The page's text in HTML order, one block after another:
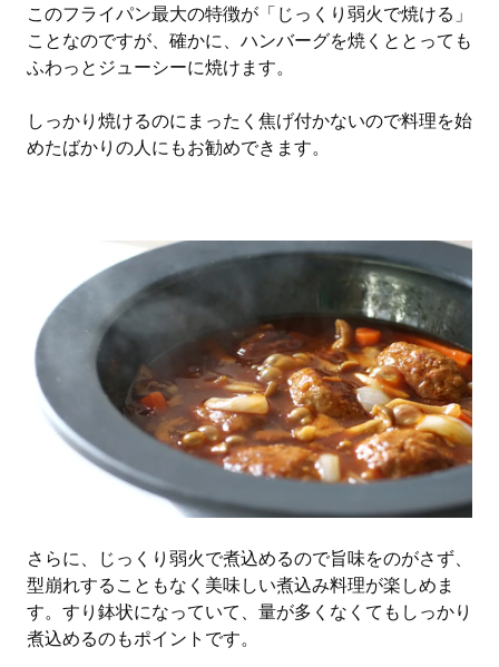
このフライパン最大の特徴が「じっくり弱火で焼ける」
ことなのですが、確かに、ハンバーグを焼くととっても
ふわっとジューシーに焼けます。
しっかり焼けるのにまったく焦げ付かないので料理を始
めたばかりの人にもお勧めできます。
さらに、じっくり弱火で煮込めるので旨味をのがさず、
型崩れすることもなく美味しい煮込み料理が楽しめま
す。すり鉢状になっていて、量が多くなくてもしっかり
煮込めるのもポイントです。